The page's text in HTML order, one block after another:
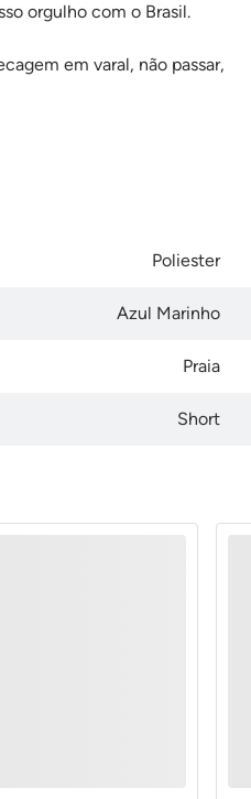
orgulho com o Brasil.
em varal, não passar,
Poliester
Azul Marinho
Praia
Short